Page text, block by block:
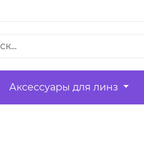
Аксессуары для линз